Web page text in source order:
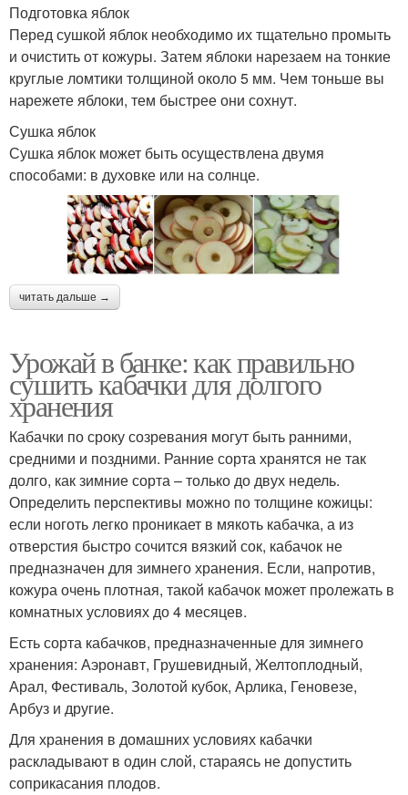
Подготовка яблок
Перед сушкой яблок необходимо их тщательно промыть
и очистить от кожуры. Затем яблоки нарезаем на тонкие
круглые ломтики толщиной около 5 мм. Чем тоньше вы
нарежете яблоки, тем быстрее они сохнут.
Сушка яблок
Сушка яблок может быть осуществлена двумя
способами: в духовке или на солнце.
читать дальше →
Урожай в банке: как правильно
сушить кабачки для долгого
хранения
Кабачки по сроку созревания могут быть ранними,
средними и поздними. Ранние сорта хранятся не так
долго, как зимние сорта – только до двух недель.
Определить перспективы можно по толщине кожицы:
если ноготь легко проникает в мякоть кабачка, а из
отверстия быстро сочится вязкий сок, кабачок не
предназначен для зимнего хранения. Если, напротив,
кожура очень плотная, такой кабачок может пролежать в
комнатных условиях до 4 месяцев.
Есть сорта кабачков, предназначенные для зимнего
хранения: Аэронавт, Грушевидный, Желтоплодный,
Арал, Фестиваль, Золотой кубок, Арлика, Геновезе,
Арбуз и другие.
Для хранения в домашних условиях кабачки
раскладывают в один слой, стараясь не допустить
соприкасания плодов.